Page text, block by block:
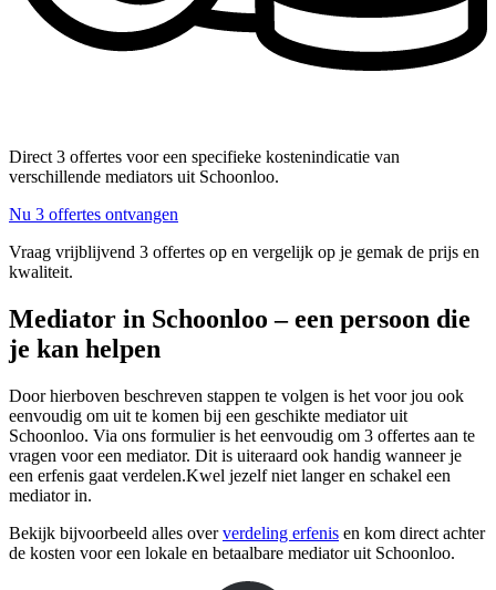
Direct 3 offertes voor een specifieke kostenindicatie van
verschillende mediators uit Schoonloo.
Nu 3 offertes ontvangen
Vraag vrijblijvend 3 offertes op en vergelijk op je gemak de prijs en
kwaliteit.
Mediator in Schoonloo – een persoon die
je kan helpen
Door hierboven beschreven stappen te volgen is het voor jou ook
eenvoudig om uit te komen bij een geschikte mediator uit
Schoonloo. Via ons formulier is het eenvoudig om 3 offertes aan te
vragen voor een mediator. Dit is uiteraard ook handig wanneer je
een erfenis gaat verdelen.Kwel jezelf niet langer en schakel een
mediator in.
Bekijk bijvoorbeeld alles oververdeling erfenis en kom direct achter
de kosten voor een lokale en betaalbare mediator uit Schoonloo.